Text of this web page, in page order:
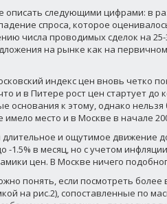
описать следующими цифрами: в
спроса, которое
числа проводимых сделок на 25-
на рынке как на
индекс цен вновь четко
и в Питере рост цен стартует до
основания к этому, однако
место и в Москве в начале
и ощутимое движение
-1.5% в месяц, но с учетом
цен. В Москве ничего
понять, если посмотреть
на рис.2), сопоставленные по